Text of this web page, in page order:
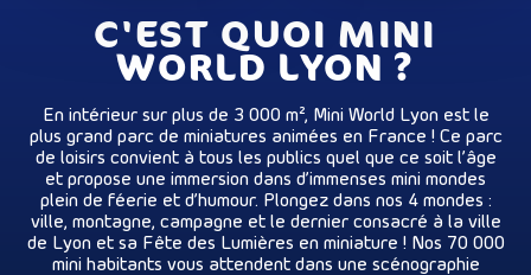
C'EST QUOI MINI
WORLD LYON ?
En intérieur sur plus de 3 000 m², Mini World Lyon est le
plus grand parc de miniatures animées en France ! Ce parc
de loisirs convient à tous les publics quel que ce soit l’âge
et propose une immersion dans d’immenses mini mondes
plein de féerie et d’humour. Plongez dans nos 4 mondes :
ville, montagne, campagne et le dernier consacré à la ville
de Lyon et sa Fête des Lumières en miniature ! Nos 70 000
mini habitants vous attendent dans une scénographie